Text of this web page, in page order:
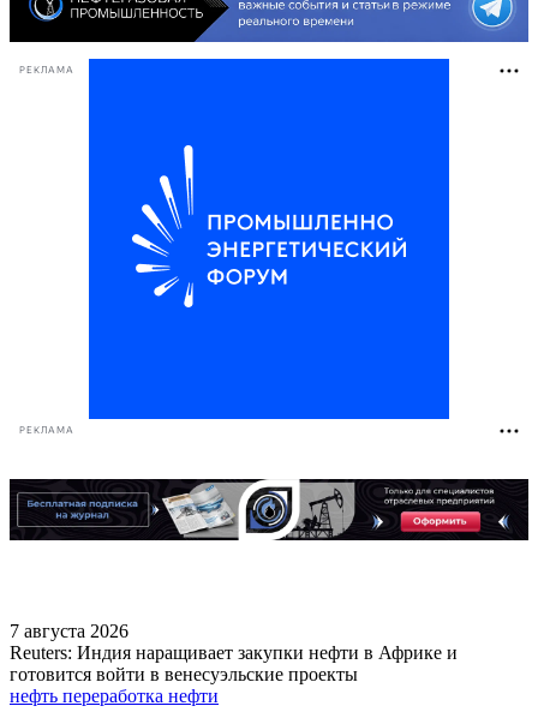
РЕКЛАМА
РЕКЛАМА
7 августа 2026
Reuters: Индия наращивает закупки нефти в Африке и
готовится войти в венесуэльские проекты
нефть переработка нефти